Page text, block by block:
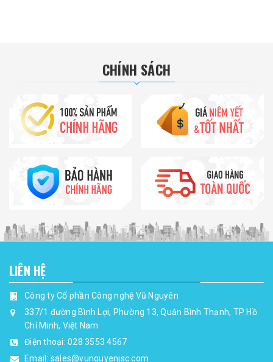
CHÍNH SÁCH
LIÊN HỆ
Công ty Cổ phần Công nghệ Vũ Nguyên
337/1 đường Bình Lợi, Phường 13, Quận Bình Thạnh, TP Hồ
Chí Minh, Việt Nam
Điện thoại: 028 3553 4567
Email: sales@vunguyenjsc.com